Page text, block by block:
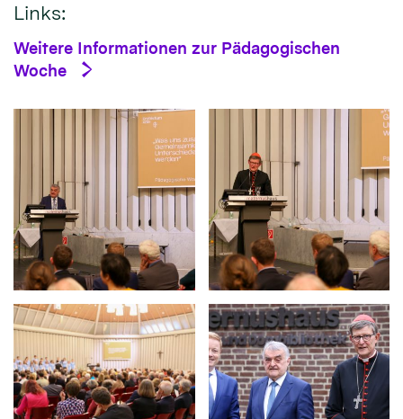
Links:
Weitere Informationen zur Pädagogischen
Woche